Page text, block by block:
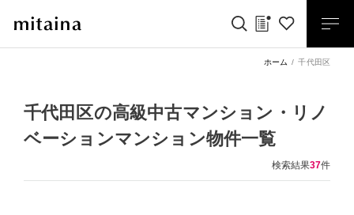
ホーム 千代田区
千代田区の高級中古マンション・リノ
ベーションマンション物件一覧
検索結果37件